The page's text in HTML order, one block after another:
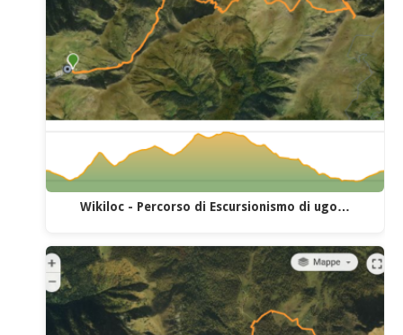
Wikiloc - Percorso di Escursionismo di ugo…